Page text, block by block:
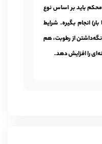
باید بر اساس نوع
انجام بگیره. شرایط
از رطوبت، هم
را افزایش دهد.